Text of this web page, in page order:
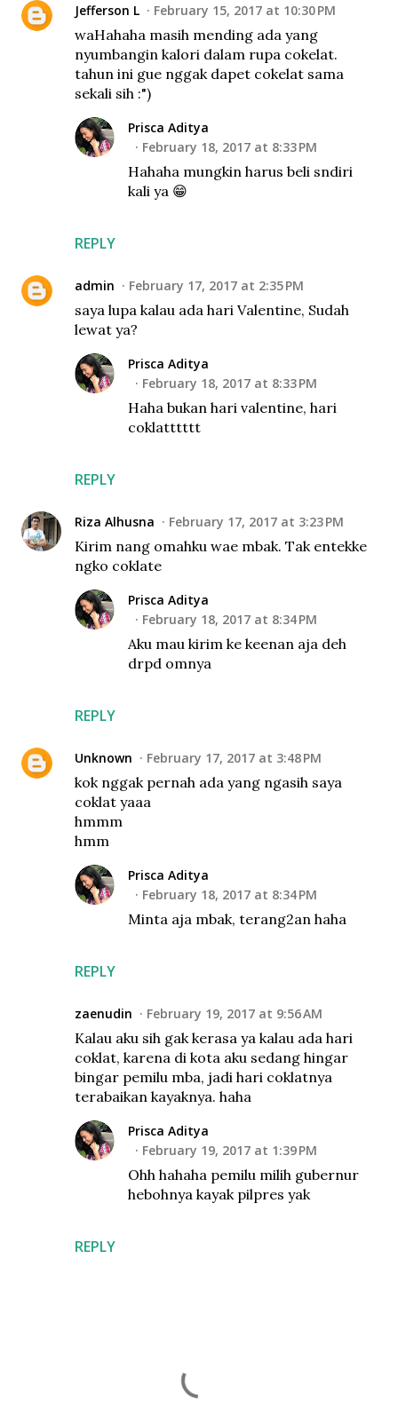
Jefferson L February 15, 2017 at 10:30 PM
waHahaha masih mending ada yang
nyumbangin kalori dalam rupa cokelat.
tahun ini gue nggak dapet cokelat sama
sekali sih :")
REPLY
Prisca Aditya
February 18, 2017 at 8:33 PM
Hahaha mungkin harus beli sndiri
kali ya 😁
admin February 17, 2017 at 2:35 PM
saya lupa kalau ada hari Valentine, Sudah
lewat ya?
REPLY
Prisca Aditya
February 18, 2017 at 8:33 PM
Haha bukan hari valentine, hari
coklatttttt
Riza Alhusna February 17, 2017 at 3:23 PM
Kirim nang omahku wae mbak. Tak entekke
ngko coklate
REPLY
Prisca Aditya
February 18, 2017 at 8:34 PM
Aku mau kirim ke keenan aja deh
drpd omnya
Unknown February 17, 2017 at 3:48 PM
kok nggak pernah ada yang ngasih saya
coklat yaaa
hmmm
hmm
REPLY
Prisca Aditya
February 18, 2017 at 8:34 PM
Minta aja mbak, terang2an haha
zaenudin February 19, 2017 at 9:56 AM
Kalau aku sih gak kerasa ya kalau ada hari
coklat, karena di kota aku sedang hingar
bingar pemilu mba, jadi hari coklatnya
terabaikan kayaknya. haha
REPLY
Prisca Aditya
February 19, 2017 at 1:39 PM
Ohh hahaha pemilu milih gubernur
hebohnya kayak pilpres yak